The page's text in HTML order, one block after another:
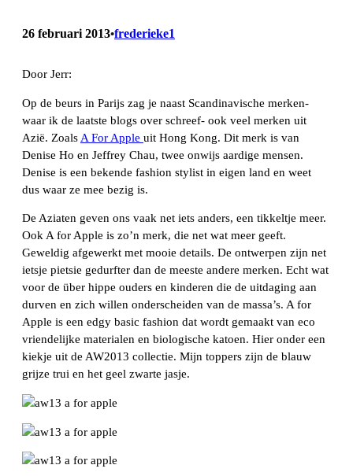
26 februari 2013•frederieke1
Door Jerr:
Op de beurs in Parijs zag je naast Scandinavische merken-
waar ik de laatste blogs over schreef- ook veel merken uit
Azië. Zoals A For Apple uit Hong Kong. Dit merk is van
Denise Ho en Jeffrey Chau, twee onwijs aardige mensen.
Denise is een bekende fashion stylist in eigen land en weet
dus waar ze mee bezig is.
De Aziaten geven ons vaak net iets anders, een tikkeltje meer.
Ook A for Apple is zo’n merk, die net wat meer geeft.
Geweldig afgewerkt met mooie details. De ontwerpen zijn net
ietsje pietsie gedurfter dan de meeste andere merken. Echt wat
voor de über hippe ouders en kinderen die de uitdaging aan
durven en zich willen onderscheiden van de massa’s. A for
Apple is een edgy basic fashion dat wordt gemaakt van eco
vriendelijke materialen en biologische katoen. Hier onder een
kiekje uit de AW2013 collectie. Mijn toppers zijn de blauw
grijze trui en het geel zwarte jasje.